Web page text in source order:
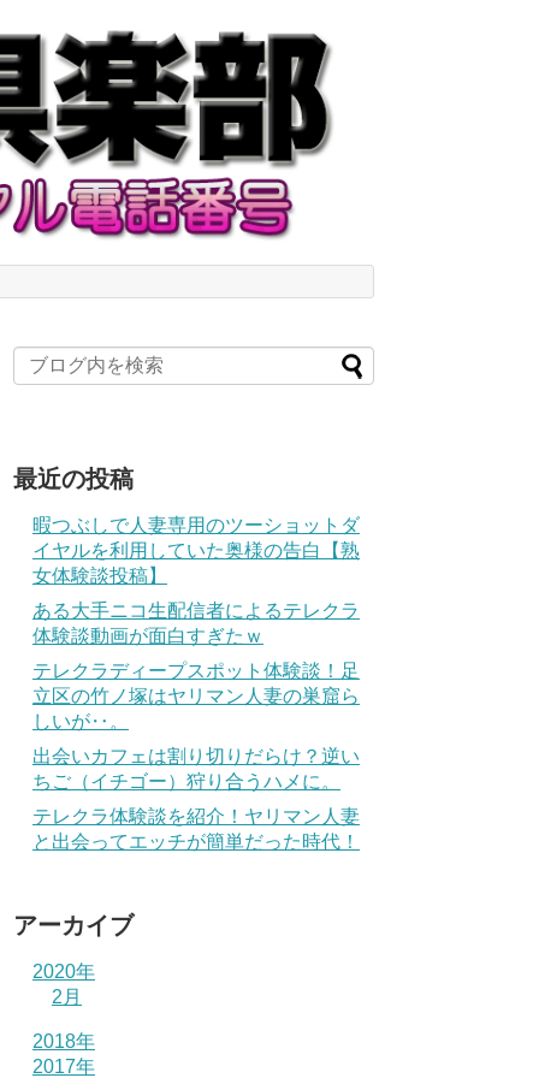
最近の投稿
暇つぶしで人妻専用のツーショットダ
イヤルを利用していた奥様の告白【熟
女体験談投稿】
ある大手ニコ生配信者によるテレクラ
体験談動画が面白すぎたｗ
テレクラディープスポット体験談！足
立区の竹ノ塚はヤリマン人妻の巣窟ら
しいが‥。
出会いカフェは割り切りだらけ？逆い
ちご（イチゴー）狩り合うハメに。
テレクラ体験談を紹介！ヤリマン人妻
と出会ってエッチが簡単だった時代！
アーカイブ
2020年
2月
2018年
2017年